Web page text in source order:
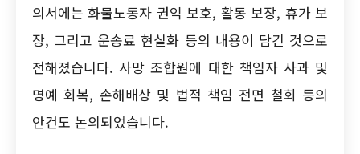
의서에는 화물노동자 권익 보호, 활동 보장, 휴가 보
장, 그리고 운송료 현실화 등의 내용이 담긴 것으로
전해졌습니다. 사망 조합원에 대한 책임자 사과 및
명예 회복, 손해배상 및 법적 책임 전면 철회 등의
안건도 논의되었습니다.